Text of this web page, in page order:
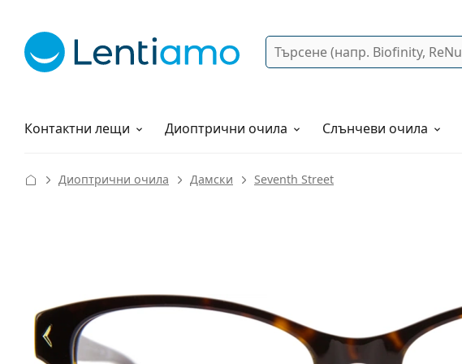
Търсене
Контактни лещи
Разтвори Диоптрични очила Слънчеви очила
Как да поръчам?
Диоптрични очила Дамски Seventh Street